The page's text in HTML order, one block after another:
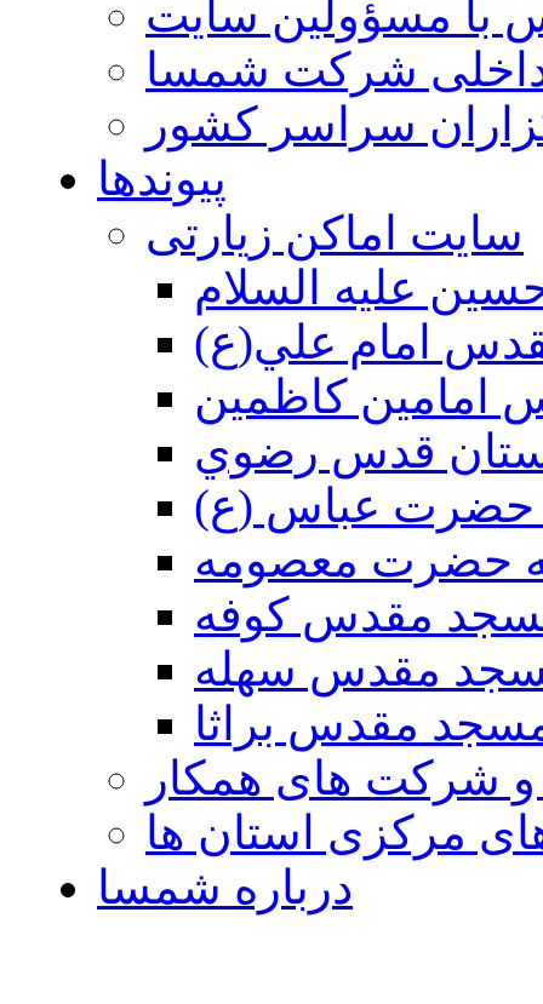
با مسؤولین سایت
شرکت شمسا
سراسر کشور
پیوندها
سایت اماکن زیارتی
عليه السلام
امام علي(ع)
امامين كاظمين
قدس رضوي
حضرت عباس (ع)
حضرت معصومه
مقدس كوفه
مقدس سهله
مقدس براثا
و شرکت های همکار
مرکزی استان ها
درباره شمسا